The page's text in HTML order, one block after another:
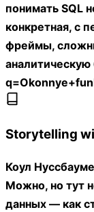
понимать SQL
конкретная, с
фреймы,
Storytelling
Коул
Можно, но тут
данных — как